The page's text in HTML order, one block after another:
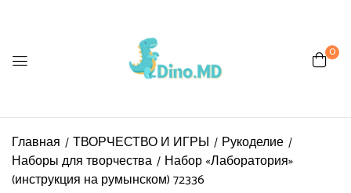
0
Главная ТВОРЧЕСТВО И ИГРЫ
Рукоделие
Наборы для творчества
Набор «Лаборатория»
(инструкция на румынском) 72336
Be the first to review “Набор
румынском) 72336”
Ваш адрес email не будет
опубликован. Обязательные поля